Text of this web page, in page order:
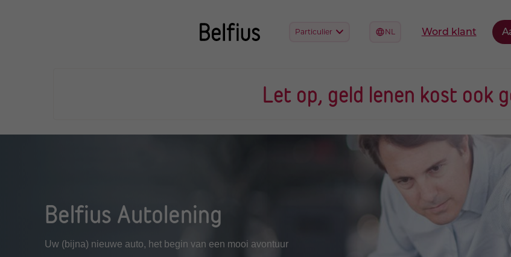
Let op, geld lenen kost ook
Belfius Autolening
Uw (bijna) nieuwe auto, het begin van een mooi avontuur